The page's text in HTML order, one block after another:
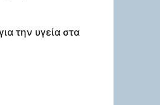
την υγεία στα